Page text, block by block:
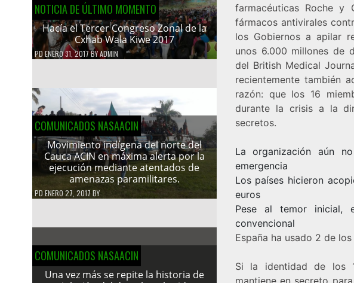
NOTICIA DE ÚLTIMO MOMENTO
Hacía el Tercer Congreso Zonal de la
Cxhab Wala Kiwe 2017
PDENERO 31, 2017BYADMIN
COMUNICADOS NASAACIN
Movimiento indígena del norte del
Cauca ACIN en máxima alerta por la
ejecución mediante atentados de
amenazas paramilitares.
PD ENERO 27, 2017 BY
COMUNICADOS NASAACIN
Una vez más se repite la historia de
farmacéuticas Roche y
fármacos antivirales
los Gobiernos a apilar
unos 6.000 millones de
del British Medical
recientemente también
razón: que los 16
durante la crisis a la
secretos.
La organización aún
emergencia
Los países hicieron
euros
Pese al temor inicial,
convencional
España ha usado 2 de
Si la identidad de los
mantiene en secreto